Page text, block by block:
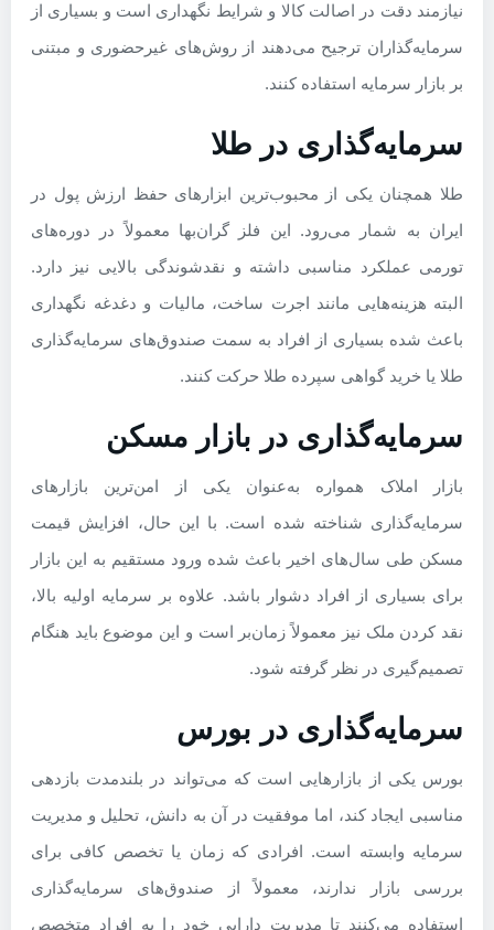
نیازمند دقت در اصالت کالا و شرایط نگهداری است و بسیاری از
سرمایه‌گذاران ترجیح می‌دهند از روش‌های غیرحضوری و مبتنی
بر بازار سرمایه استفاده کنند.
سرمایه‌گذاری در طلا
طلا همچنان یکی از محبوب‌ترین ابزارهای حفظ ارزش پول در
ایران به شمار می‌رود. این فلز گران‌بها معمولاً در دوره‌های
تورمی عملکرد مناسبی داشته و نقدشوندگی بالایی نیز دارد.
البته هزینه‌هایی مانند اجرت ساخت، مالیات و دغدغه نگهداری
باعث شده بسیاری از افراد به سمت صندوق‌های سرمایه‌گذاری
طلا یا خرید گواهی سپرده طلا حرکت کنند.
سرمایه‌گذاری در بازار مسکن
بازار املاک همواره به‌عنوان یکی از امن‌ترین بازارهای
سرمایه‌گذاری شناخته شده است. با این حال، افزایش قیمت
مسکن طی سال‌های اخیر باعث شده ورود مستقیم به این بازار
برای بسیاری از افراد دشوار باشد. علاوه بر سرمایه اولیه بالا،
نقد کردن ملک نیز معمولاً زمان‌بر است و این موضوع باید هنگام
تصمیم‌گیری در نظر گرفته شود.
سرمایه‌گذاری در بورس
بورس یکی از بازارهایی است که می‌تواند در بلندمدت بازدهی
مناسبی ایجاد کند، اما موفقیت در آن به دانش، تحلیل و مدیریت
سرمایه وابسته است. افرادی که زمان یا تخصص کافی برای
بررسی بازار ندارند، معمولاً از صندوق‌های سرمایه‌گذاری
استفاده می‌کنند تا مدیریت دارایی خود را به افراد متخصص